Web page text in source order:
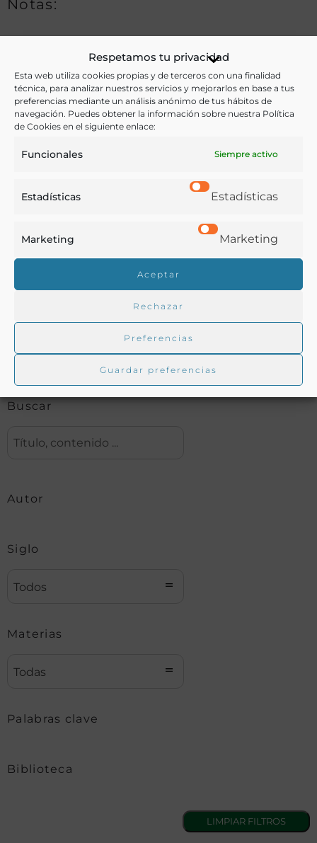
Respetamos tu privacidad
Esta web utiliza cookies propias y de terceros con una finalidad
técnica, para analizar nuestros servicios y mejorarlos en base a tus
preferencias mediante un análisis anónimo de tus hábitos de
navegación. Puedes obtener la información sobre nuestra Política
de Cookies en el siguiente enlace:
Funcionales Siempre activo
Estadísticas Estadísticas
Marketing Marketing
Aceptar
Rechazar
Preferencias
Guardar preferencias
Notas:
Ver más libros de estas materias:
Alimentos, Bebidas,Historia,Pesca
Ver más libros con las palabras clave:
Argentina,Bebidas
COMPARTIR
Buscar en la biblioteca
Biblioteca digital Duque de Ahumada
Buscar
Autor
Siglo
Todos
Materias
Todas
Palabras clave
Biblioteca